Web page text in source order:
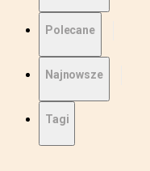
Polecane
Najnowsze
Tagi